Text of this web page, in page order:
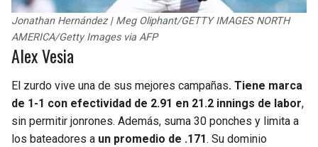
Jonathan Hernández | Meg Oliphant/GETTY IMAGES NORTH
AMERICA/Getty Images via AFP
Alex Vesia
El zurdo vive una de sus mejores campañas. Tiene marca
de 1-1 con efectividad de 2.91 en 21.2 innings de labor,
sin permitir jonrones. Además, suma 30 ponches y limita a
los bateadores a un promedio de .171. Su dominio